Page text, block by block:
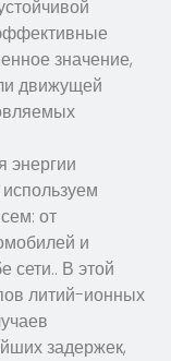
значение,
движущей
энергии
от
и
сети.. В этой
литий-ионных
задержек,